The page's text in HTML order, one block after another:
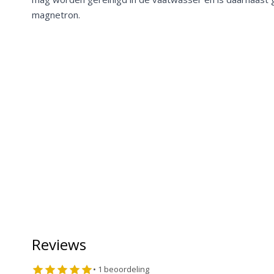
magnetron.
Reviews
• 1 beoordeling